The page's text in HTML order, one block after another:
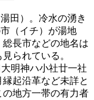
田）。冷水の湧き
（イチ）が湯地
総長市などの地名は
られている。
明神ハ小社廿一社
起沿革など未詳と
地方一帯の有力者